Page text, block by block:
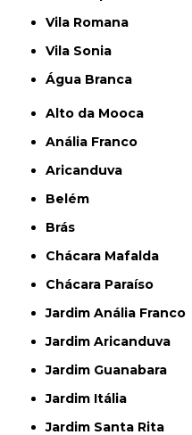
Vila Romana
Vila Sonia
Água Branca
Alto da Mooca
Anália Franco
Aricanduva
Belém
Brás
Chácara Mafalda
Chácara Paraíso
Jardim Anália Franco
Jardim Aricanduva
Jardim Guanabara
Jardim Itália
Jardim Santa Rita